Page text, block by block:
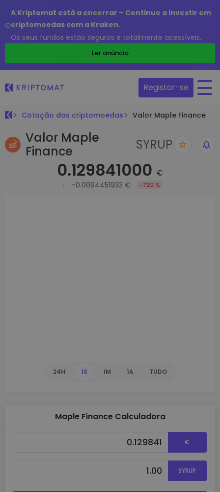
A Kriptomat está a encerrar – Continue a investir em
criptomoedas com a Kraken.
Os seus fundos estão seguros e totalmente acessíveis.
Ler anúncio
Registar-se
Cotação das criptomoedas Valor Maple Finance
Valor Maple
Finance
SYRUP
0.129841000 €
-0.0094451933 € -7.22 %
24H 1S 1M 1A TUDO
Maple Finance Calculadora
€
SYRUP